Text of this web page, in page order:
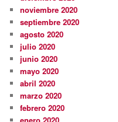
noviembre 2020
septiembre 2020
agosto 2020
julio 2020
junio 2020
mayo 2020
abril 2020
marzo 2020
febrero 2020